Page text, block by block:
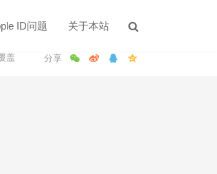
ID问题 关于本站
盖